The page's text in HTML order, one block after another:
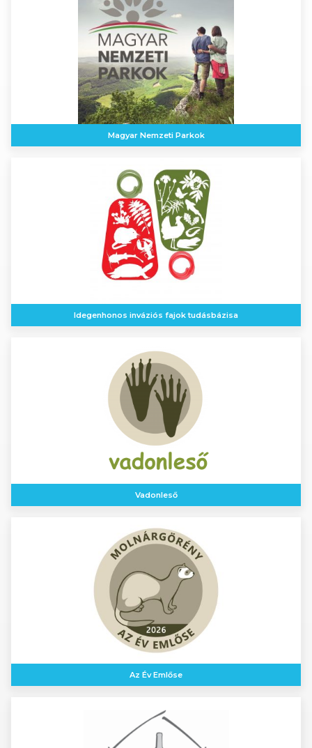
Magyar Nemzeti Parkok
Idegenhonos inváziós fajok tudásbázisa
Vadonleső
Az Év Emlőse